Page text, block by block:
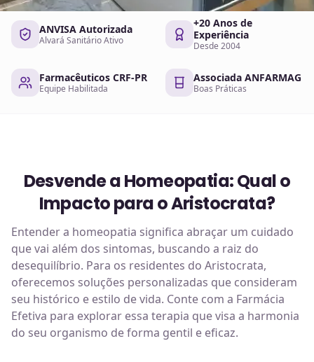
ANVISA Autorizada
Alvará Sanitário Ativo
+20 Anos de
Experiência
Desde 2004
Farmacêuticos CRF-PR
Equipe Habilitada
Associada ANFARMAG
Boas Práticas
Desvende a Homeopatia: Qual o
Impacto para o Aristocrata?
Entender a homeopatia significa abraçar um cuidado
que vai além dos sintomas, buscando a raiz do
desequilíbrio. Para os residentes do Aristocrata,
oferecemos soluções personalizadas que consideram
seu histórico e estilo de vida. Conte com a Farmácia
Efetiva para explorar essa terapia que visa a harmonia
do seu organismo de forma gentil e eficaz.